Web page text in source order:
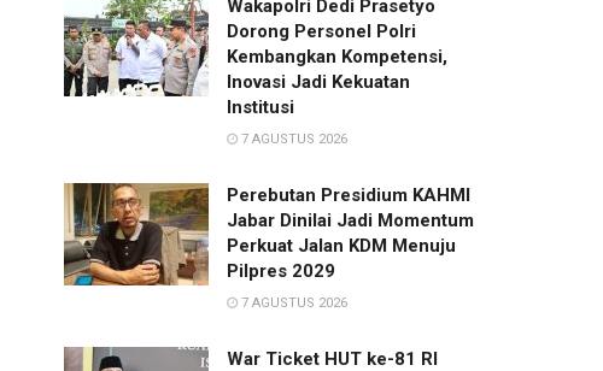
Wakapolri Dedi Prasetyo
Dorong Personel Polri
Kembangkan Kompetensi,
Inovasi Jadi Kekuatan
Institusi
7 AGUSTUS 2026
Perebutan Presidium KAHMI
Jabar Dinilai Jadi Momentum
Perkuat Jalan KDM Menuju
Pilpres 2029
7 AGUSTUS 2026
War Ticket HUT ke-81 RI